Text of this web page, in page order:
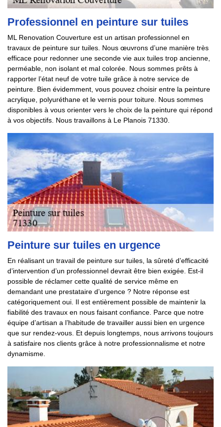
Professionnel en peinture sur tuiles
ML Renovation Couverture est un artisan professionnel en
travaux de peinture sur tuiles. Nous œuvrons d’une manière très
efficace pour redonner une seconde vie aux tuiles trop ancienne,
perméable, non isolant et mal colorée. Nous sommes prêts à
rapporter l’état neuf de votre tuile grâce à notre service de
peinture. Bien évidemment, vous pouvez choisir entre la peinture
acrylique, polyuréthane et le vernis pour toiture. Nous sommes
disponibles à vous orienter vers le choix de la peinture qui répond
à vos objectifs. Nous travaillons à Le Planois 71330.
Peinture sur tuiles en urgence
En réalisant un travail de peinture sur tuiles, la sûreté d’efficacité
d’intervention d’un professionnel devrait être bien exigée. Est-il
possible de réclamer cette qualité de service même en
demandant une prestataire d’urgence ? Notre réponse est
catégoriquement oui. Il est entièrement possible de maintenir la
fiabilité des travaux en nous faisant confiance. Parce que notre
équipe d’artisan a l’habitude de travailler aussi bien en urgence
que sur rendez-vous. Et depuis longtemps, nous arrivons toujours
à satisfaire nos clients grâce à notre professionnalisme et notre
dynamisme.